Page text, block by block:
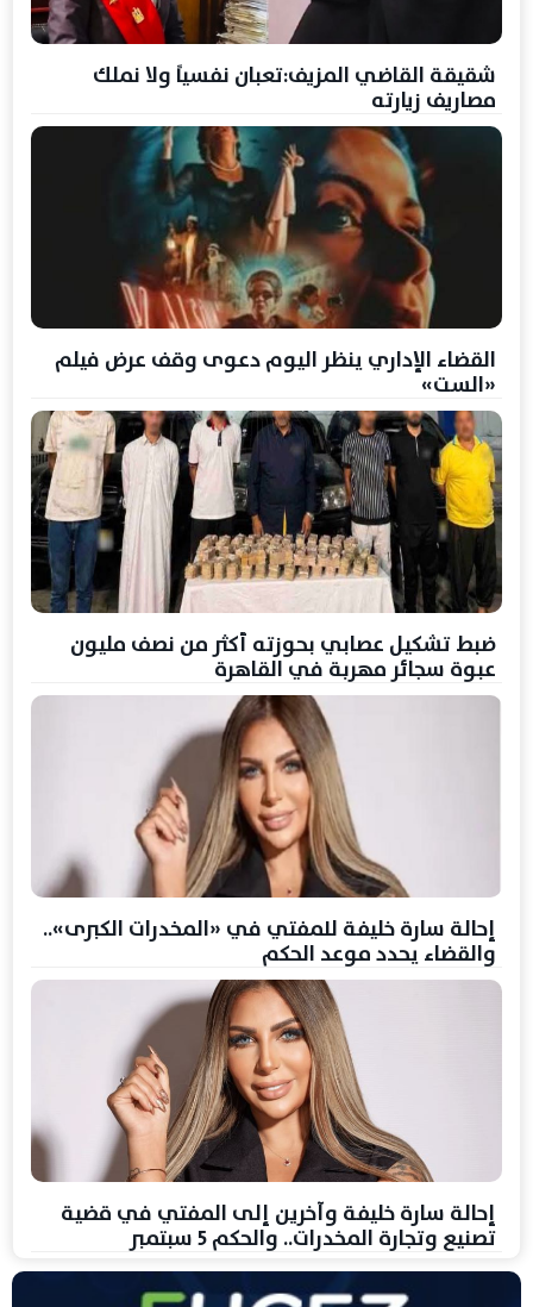
شقيقة القاضي المزيف:تعبان نفسياً ولا نملك
مصاريف زيارته
القضاء الإداري ينظر اليوم دعوى وقف عرض فيلم
«الست»
ضبط تشكيل عصابي بحوزته أكثر من نصف مليون
عبوة سجائر مهربة في القاهرة
إحالة سارة خليفة للمفتي في «المخدرات الكبرى»..
والقضاء يحدد موعد الحكم
إحالة سارة خليفة وآخرين إلى المفتي في قضية
تصنيع وتجارة المخدرات.. والحكم 5 سبتمبر